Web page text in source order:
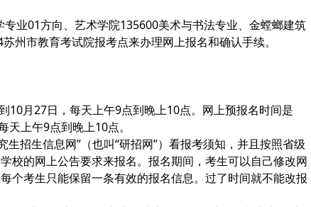
业01方向、艺术学院135600美术与书法专业、金螳螂建筑
州市教育考试院报考点来办理网上报名和确认手续。
10月27日，每天上午9点到晚上10点。网上预报名时间是
上午9点到晚上10点。
招生信息网”（也叫“研招网”）看报考须知，并且按照省级
校的网上公告要求来报名。报名期间，考生可以自己修改网
个考生只能保留一条有效的报名信息。过了时间就不能改报